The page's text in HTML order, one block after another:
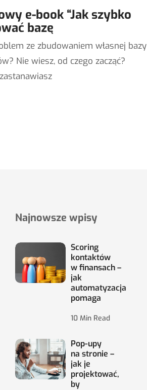
e-book “Jak szybko
bazę
ze zbudowaniem własnej bazy
Nie wiesz, od czego zacząć?
Najnowsze wpisy
Scoring
kontaktów
w finansach –
jak
automatyzacja
pomaga
10 Min Read
Pop-upy
na stronie –
jak je
projektować,
by